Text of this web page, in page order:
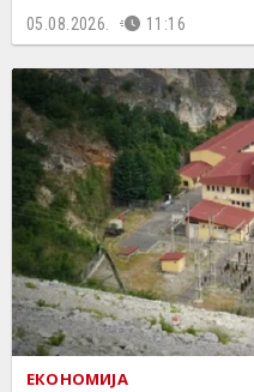
05.08.2026. 11:16
ЕКОНОМИЈА